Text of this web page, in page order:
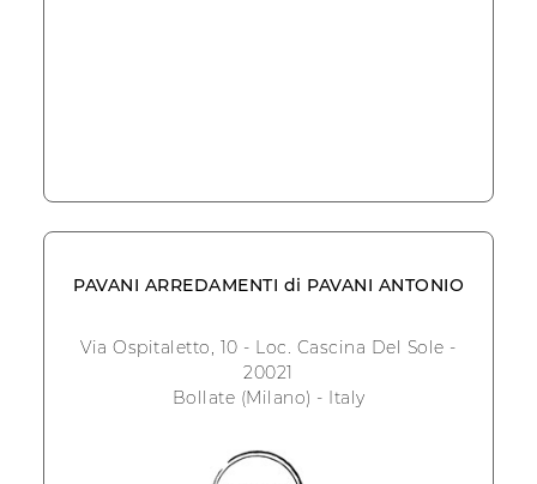
PAVANI ARREDAMENTI di PAVANI ANTONIO
Via Ospitaletto, 10 - Loc. Cascina Del Sole -
20021
Bollate (Milano) - Italy